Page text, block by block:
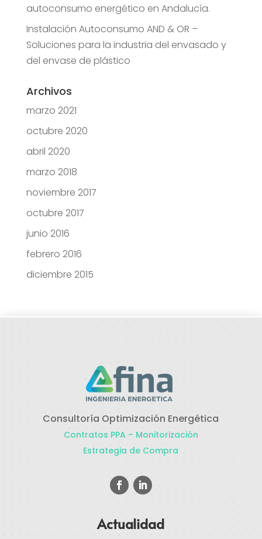
autoconsumo energético en Andalucía.
Instalación Autoconsumo AND & OR –
Soluciones para la industria del envasado y
del envase de plástico
Archivos
marzo 2021
octubre 2020
abril 2020
marzo 2018
noviembre 2017
octubre 2017
junio 2016
febrero 2016
diciembre 2015
Consultoría Optimización Energética
Contratos PPA – Monitorización
Estrategia de Compra
Actualidad